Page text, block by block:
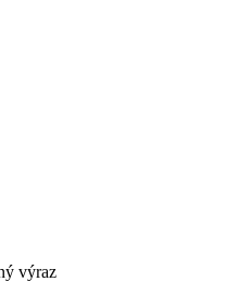
výraz